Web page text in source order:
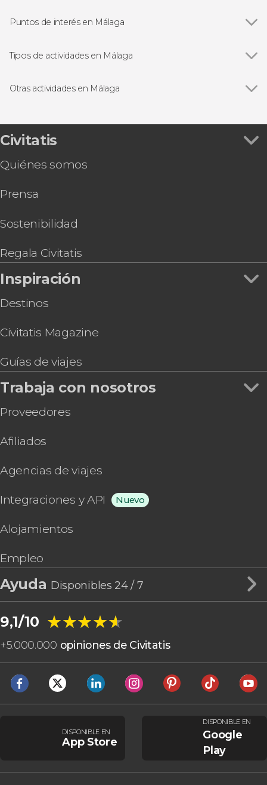
Puntos de interés en Málaga
Teatro romano de Málaga
Tipos de actividades en Málaga
Free tours en Málaga
Otras actividades en Málaga
Hammam Al Ándalus, un baño en la historia
Visita guiada por la catedral y alrededores
Visita guiada por el castillo de Gibralfaro
Tour en segway por Málaga
Visita guiada por el Museo Casa Natal Picasso
Civitatis
Quiénes somos
Prensa
Sostenibilidad
Regala Civitatis
Inspiración
Destinos
Civitatis Magazine
Guías de viajes
Trabaja con nosotros
Proveedores
Afiliados
Agencias de viajes
Integraciones y API Nuevo
Alojamientos
Empleo
Ayuda Disponibles 24 / 7
9,1/10 ★★★★★
★★★★★
+5.000.000 opiniones de Civitatis
DISPONIBLE EN
App Store
DISPONIBLE EN
Google
Play